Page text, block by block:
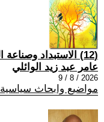
(12) الاستبداد وصناعة الوعي
عامر عبد زيد الوائلي
2026 / 8 / 9
مواضيع وابحاث سياسية